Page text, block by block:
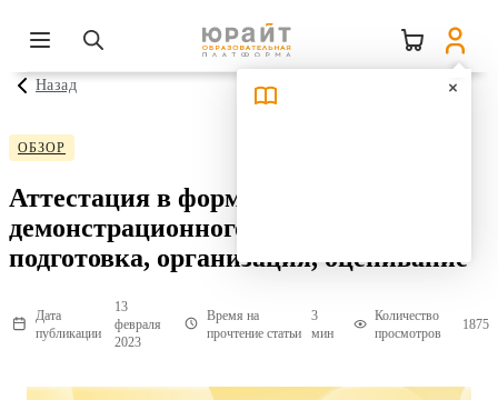
Назад
ОБЗОР
Аттестация в форме
демонстрационного экзамена:
подготовка, организация, оценивание
Дата
публикации
13
февраля
2023
Время на
прочтение статьи
3
мин
Количество
просмотров
1875